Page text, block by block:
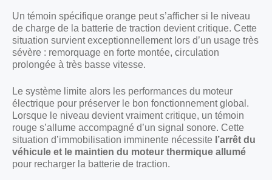
Un témoin spécifique orange peut s’afficher si le niveau
de charge de la batterie de traction devient critique. Cette
situation survient exceptionnellement lors d’un usage très
sévère : remorquage en forte montée, circulation
prolongée à très basse vitesse.
Le système limite alors les performances du moteur
électrique pour préserver le bon fonctionnement global.
Lorsque le niveau devient vraiment critique, un témoin
rouge s’allume accompagné d’un signal sonore. Cette
situation d’immobilisation imminente nécessite l’arrêt du
véhicule et le maintien du moteur thermique allumé
pour recharger la batterie de traction.